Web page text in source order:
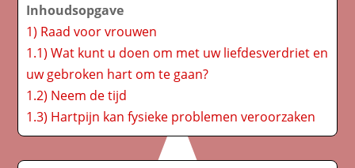
Inhoudsopgave
1) Raad voor vrouwen
1.1) Wat kunt u doen om met uw liefdesverdriet en
uw gebroken hart om te gaan?
1.2) Neem de tijd
1.3) Hartpijn kan fysieke problemen veroorzaken